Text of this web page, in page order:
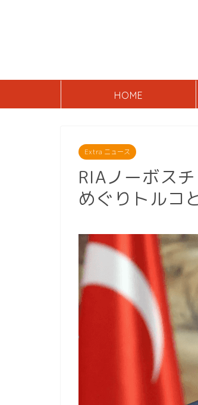
HOME
Extra ニュース
RIAノーボス
めぐりトルコ